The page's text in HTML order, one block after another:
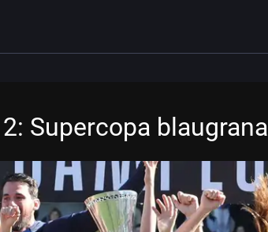
Supercopa blaugrana